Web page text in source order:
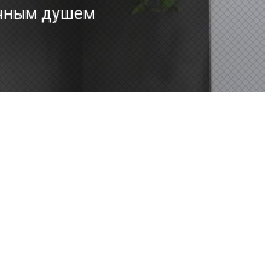
душем